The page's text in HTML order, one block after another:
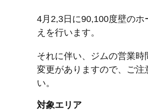
4月2,3日に90,100度壁のホ
えを行います。
それに伴い、ジムの営業時
変更がありますので、ご注
い。
対象エリア